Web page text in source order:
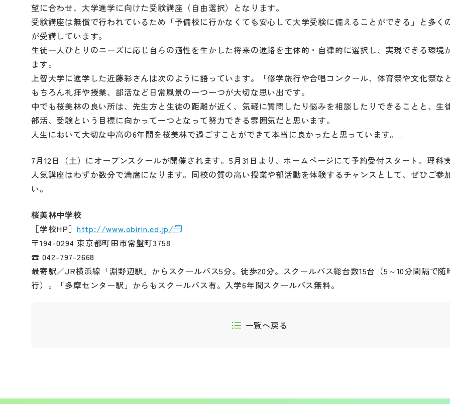
望に合わせ、大学進学に向けた受験講座（自由選択）となります。
受験講座は無償で行われているため「予備校に行かなくても安心して大学受験に備えることができる」と多く
が受講しています。
生徒一人ひとりのニーズに応じ自らの適性を生かした将来の進路を主体的・自律的に選択し、実現できる環境
ます。
上智大学に進学した近藤彩さんは次のように語っています。「修学旅行や合唱コンクール、体育祭や文化祭な
もちろん礼拝や授業、部活など日常風景の一つ一つが大切な思い出です。
中でも桜美林の良い所は、先生方と生徒の距離が近く、気軽に質問したり悩みを相談したりできることと、生
部活、受験という目標に向かって一つとなって努力できる雰囲気だと思います。
人生において大切な中高の6年間を桜美林で過ごすことができて本当に良かったと思っています。」
7月12日（土）にオープンスクールが開催されます。5月31日より、ホームページにて予約受付スタート。理科
人気講座はわずか数分で満席になります。同校の質の高い授業や部活動を体験するチャンスとして、ぜひご参
い。
桜美林中学校
［学校HP］ http://www.obirin.ed.jp/
〒194-0294 東京都町田市常盤町3758
☎ 042-797-2668
最寄駅／JR横浜線「淵野辺駅」からスクールバス5分。徒歩20分。スクールバス総台数15台（5～10分間隔で随
行）。「多摩センター駅」からもスクールバス有。入学6年間スクールバス無料。
一覧へ戻る